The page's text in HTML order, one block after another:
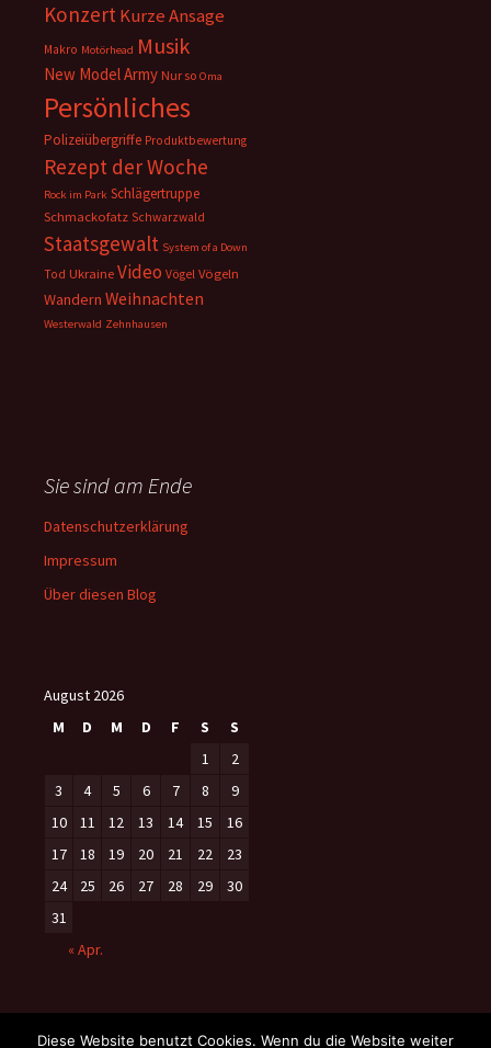
KonzertKurze Ansage
Makro Motörhead Musik
New Model Army Nur so Oma
Persönliches
Polizeiübergriffe Produktbewertung
Rezept der Woche
Rock im Park Schlägertruppe
Schmackofatz Schwarzwald
Staatsgewalt System of a Down
Tod Ukraine Video Vögel Vögeln
Wandern Weihnachten
Westerwald Zehnhausen
Sie sind am Ende
Datenschutzerklärung
Impressum
Über diesen Blog
August 2026
M
D M D F S
S
1
2
3
4 5 6 7 8
9
10
11 12 13 14 15
16
17
18 19 20 21 22
23
24
25 26 27 28 29
30
31
« Apr.
Diese Website benutzt Cookies. Wenn du die Website weiter